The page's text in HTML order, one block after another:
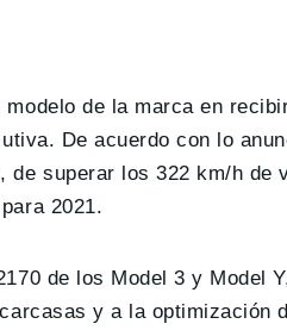
de la marca en
De acuerdo con lo
de superar los 322 km/h
2021.
de los Model 3 y Model
y a la optimización